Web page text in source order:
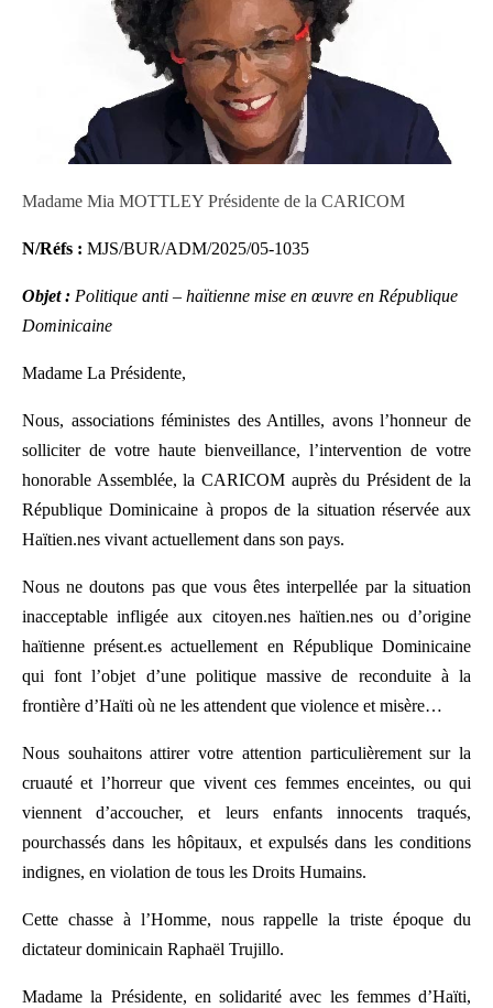
Madame Mia MOTTLEY Présidente de la CARICOM
N/Réfs : MJS/BUR/ADM/2025/05-1035
Objet : Politique anti – haïtienne mise en œuvre en République
Dominicaine
Madame La Présidente,
Nous, associations féministes des Antilles, avons l’honneur de
solliciter de votre haute bienveillance, l’intervention de votre
honorable Assemblée, la CARICOM auprès du Président de la
République Dominicaine à propos de la situation réservée aux
Haïtien.nes vivant actuellement dans son pays.
Nous ne doutons pas que vous êtes interpellée par la situation
inacceptable infligée aux citoyen.nes haïtien.nes ou d’origine
haïtienne présent.es actuellement en République Dominicaine
qui font l’objet d’une politique massive de reconduite à la
frontière d’Haïti où ne les attendent que violence et misère…
Nous souhaitons attirer votre attention particulièrement sur la
cruauté et l’horreur que vivent ces femmes enceintes, ou qui
viennent d’accoucher, et leurs enfants innocents traqués,
pourchassés dans les hôpitaux, et expulsés dans les conditions
indignes, en violation de tous les Droits Humains.
Cette chasse à l’Homme, nous rappelle la triste époque du
dictateur dominicain Raphaël Trujillo.
Madame la Présidente, en solidarité avec les femmes d’Haïti,